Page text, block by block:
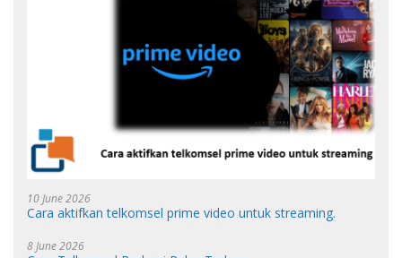
10 June 2026
Cara aktifkan telkomsel prime video untuk streaming.
8 June 2026